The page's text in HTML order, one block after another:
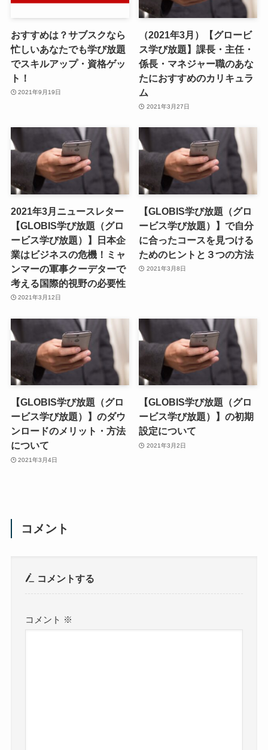
おすすめは？サブスクなら
忙しいあなたでも学び放題
でスキルアップ・資格ゲッ
ト！
2021年9月19日
（2021年3月）【グロービ
ス学び放題】課長・主任・
係長・マネジャー職のあな
たにおすすめのカリキュラ
ム
2021年3月27日
2021年3月ニュースレター
【GLOBIS学び放題（グロ
ービス学び放題）】日本企
業はビジネスの危機！ミャ
ンマーの軍事クーデターで
考える国際的視野の必要性
2021年3月12日
【GLOBIS学び放題（グロ
ービス学び放題）】で自分
に合ったコースを見つける
ためのヒントと３つの方法
2021年3月8日
【GLOBIS学び放題（グロ
ービス学び放題）】のダウ
ンロードのメリット・方法
について
2021年3月4日
【GLOBIS学び放題（グロ
ービス学び放題）】の初期
設定について
2021年3月2日
コメント
コメントする
コメント ※